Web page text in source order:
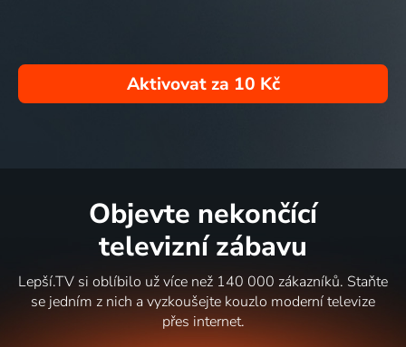
Aktivovat za 10 Kč
Objevte nekončící
televizní zábavu
Lepší.TV si oblíbilo už více než 140 000 zákazníků. Staňte
se jedním z nich a vyzkoušejte kouzlo moderní televize
přes internet.